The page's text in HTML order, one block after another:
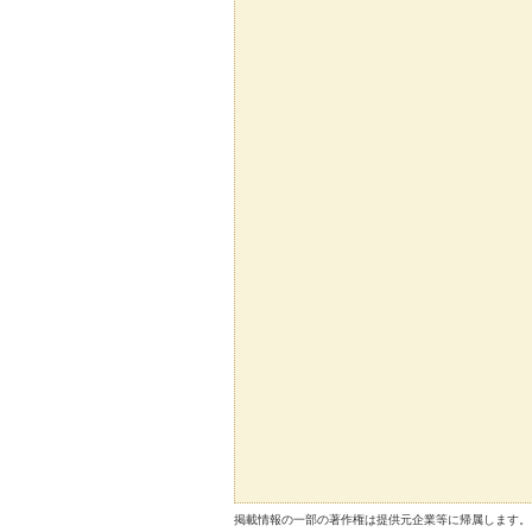
掲載情報の一部の著作権は提供元企業等に帰属します。